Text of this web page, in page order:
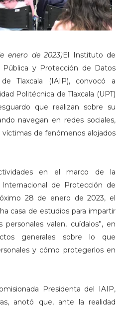
enero de 2023)El Instituto de
y Protección de Datos
Tlaxcala (IAIP), convocó a
Politécnica de Tlaxcala (UPT)
que realizan sobre su
navegan en redes sociales,
de fenómenos alojados
en el marco de la
de Protección de
28 de enero de 2023, el
casa de estudios para impartir
personales valen, cuídalos”, en
generales sobre lo que
y cómo protegerlos en
Presidenta del IAIP,
anotó que, ante la realidad